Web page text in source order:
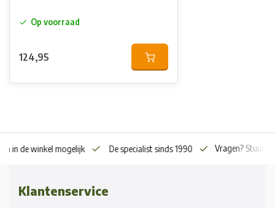
Op voorraad
124,95
in de winkel mogelijk De specialist sinds 1990 Vragen? Stuur
Klantenservice